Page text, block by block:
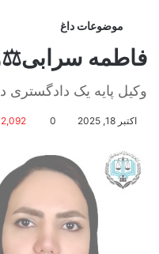
موضوعات داغ
فاطمه
وکیل پایه یک دادگستری
اکتبر 18, 2025 0